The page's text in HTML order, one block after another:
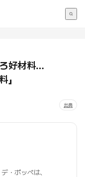
好材料…
」
出典
・ポッペは、